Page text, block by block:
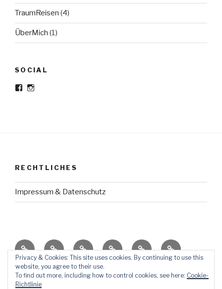
TraumReisen (4)
ÜberMich (1)
SOCIAL
ProfilProfil
RECHTLICHES
Impressum & Datenschutz
HausGeschichte
TraumReisenErziehungsThemen
AufStellenKörperSchrank
So
Dies
und
ÜberMich
Privacy & Cookies: This site uses cookies. By continuing to use this
website, you agree to their use.
To find out more, including how to control cookies, see here: Cookie-
Richtlinie